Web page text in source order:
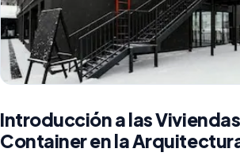
Introducción a las
Container en la